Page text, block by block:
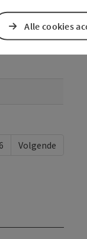
6 Volgende
Alle cookies